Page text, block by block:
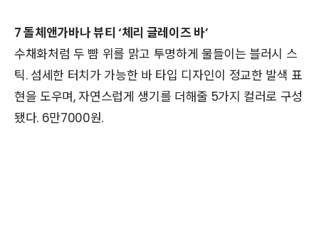
7 돌체앤가바나 뷰티 ‘체리 글레이즈 바’
수채화처럼 두 뺨 위를 맑고 투명하게 물들이는 블러시 스
틱. 섬세한 터치가 가능한 바 타입 디자인이 정교한 발색 표
현을 도우며, 자연스럽게 생기를 더해줄 5가지 컬러로 구성
됐다. 6만7000원.